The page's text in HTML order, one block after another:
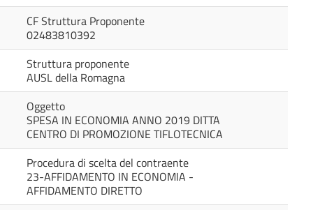
CF Struttura Proponente
02483810392
Struttura proponente
AUSL della Romagna
Oggetto
SPESA IN ECONOMIA ANNO 2019 DITTA
CENTRO DI PROMOZIONE TIFLOTECNICA
Procedura di scelta del contraente
23-AFFIDAMENTO IN ECONOMIA -
AFFIDAMENTO DIRETTO